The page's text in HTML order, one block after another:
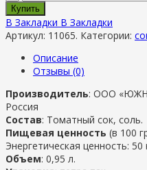
Купить
В Закладки В Закладки
Артикул: 11065. Категории:
Описание
Отзывы (0)
Производитель: ООО
Россия
Состав: Томатный сок, соль.
Пищевая ценность (в 100
Энергетическая ценность: 50
Объем: 0,95 л.